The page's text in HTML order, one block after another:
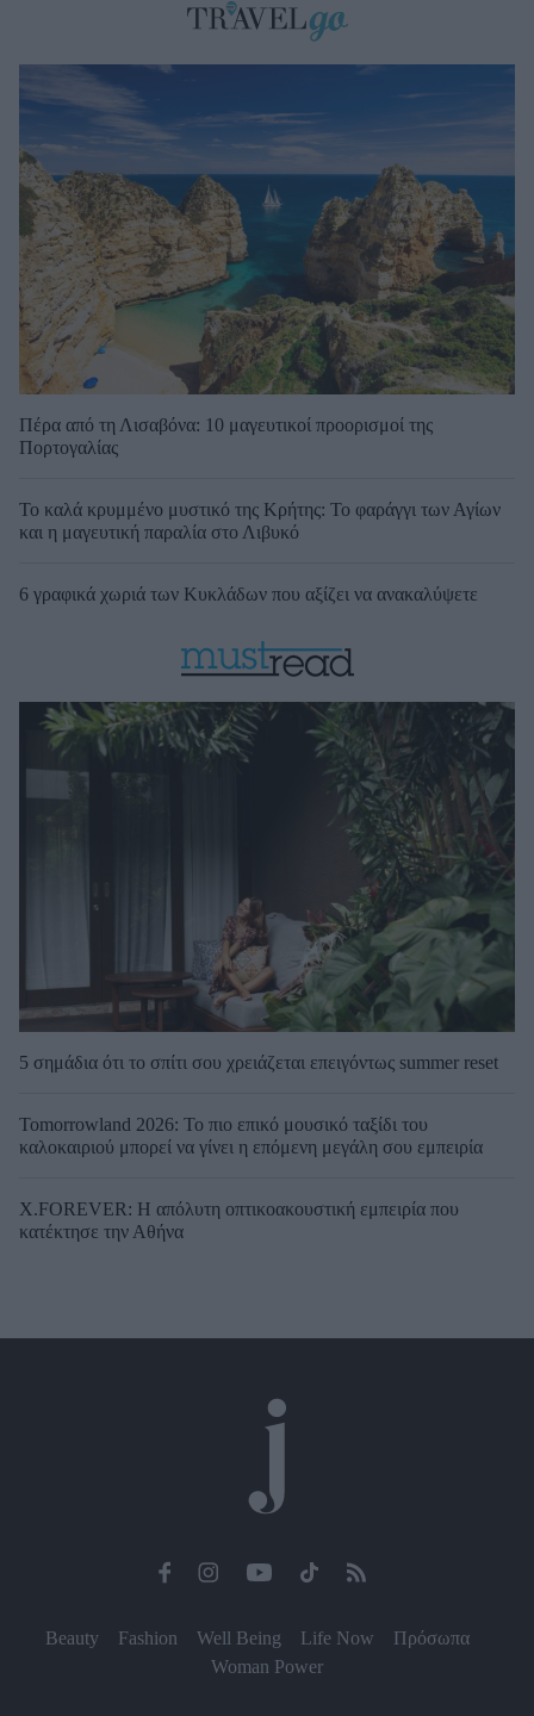
Πέρα από τη Λισαβόνα: 10 μαγευτικοί προορισμοί της
Πορτογαλίας
Το καλά κρυμμένο μυστικό της Κρήτης: Το φαράγγι των Αγίων
και η μαγευτική παραλία στο Λιβυκό
6 γραφικά χωριά των Κυκλάδων που αξίζει να ανακαλύψετε
5 σημάδια ότι το σπίτι σου χρειάζεται επειγόντως summer reset
Tomorrowland 2026: Το πιο επικό μουσικό ταξίδι του
καλοκαιριού μπορεί να γίνει η επόμενη μεγάλη σου εμπειρία
X.FOREVER: Η απόλυτη οπτικοακουστική εμπειρία που
κατέκτησε την Αθήνα
Beauty Fashion Well Being Life Now
Πρόσωπα
Woman Power